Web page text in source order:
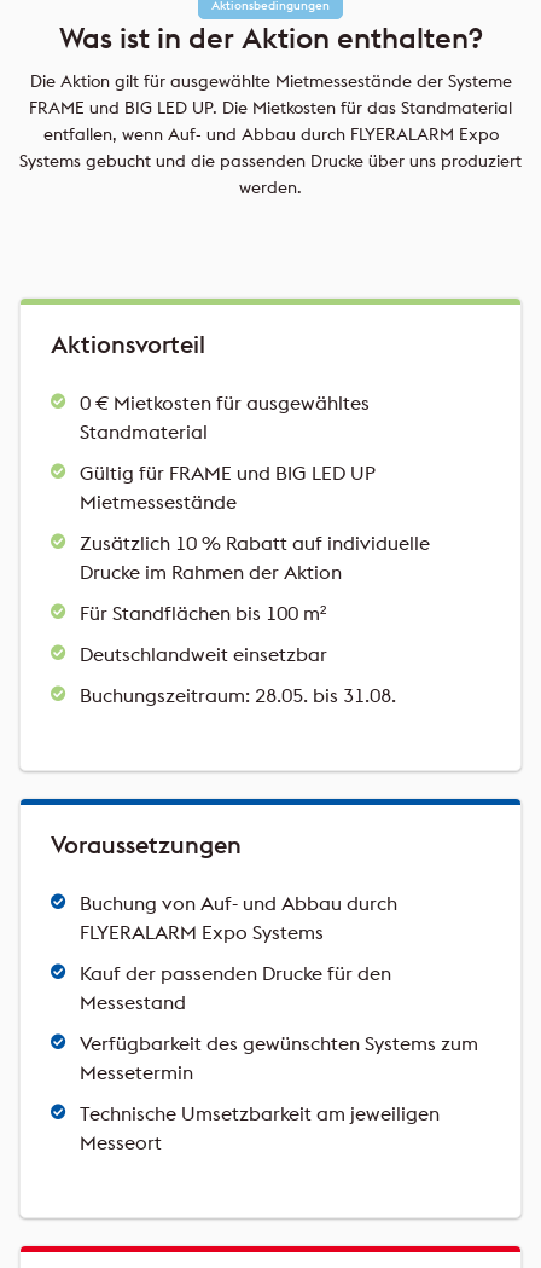
Aktionsbedingungen
Was ist in der Aktion enthalten?
Die Aktion gilt für ausgewählte Mietmessestände der Systeme
FRAME und BIG LED UP. Die Mietkosten für das Standmaterial
entfallen, wenn Auf- und Abbau durch FLYERALARM Expo
Systems gebucht und die passenden Drucke über uns produziert
werden.
Aktionsvorteil
0 € Mietkosten für ausgewähltes
Standmaterial
Gültig für FRAME und BIG LED UP
Mietmessestände
Zusätzlich 10 % Rabatt auf individuelle
Drucke im Rahmen der Aktion
Für Standflächen bis 100 m²
Deutschlandweit einsetzbar
Buchungszeitraum: 28.05. bis 31.08.
Voraussetzungen
Buchung von Auf- und Abbau durch
FLYERALARM Expo Systems
Kauf der passenden Drucke für den
Messestand
Verfügbarkeit des gewünschten Systems zum
Messetermin
Technische Umsetzbarkeit am jeweiligen
Messeort